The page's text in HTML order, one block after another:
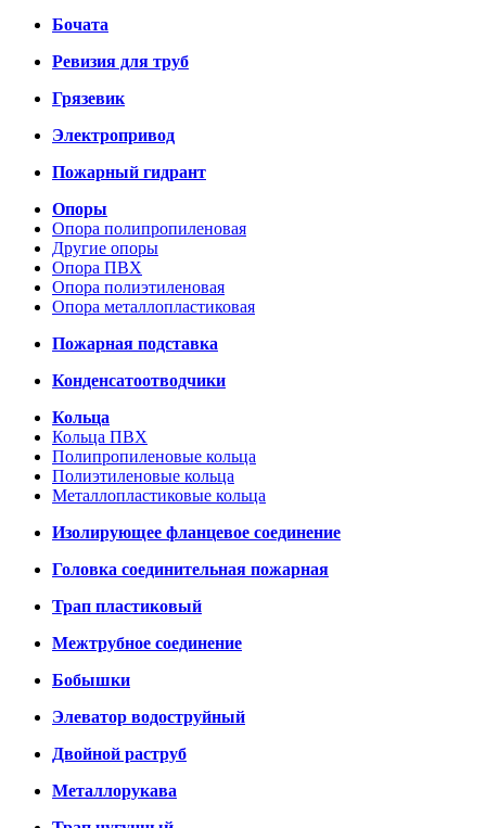
Бочата
Ревизия для труб
Грязевик
Электропривод
Пожарный гидрант
Опоры
Опора полипропиленовая
Другие опоры
Опора ПВХ
Опора полиэтиленовая
Опора металлопластиковая
Пожарная подставка
Конденсатоотводчики
Кольца
Кольца ПВХ
Полипропиленовые кольца
Полиэтиленовые кольца
Металлопластиковые кольца
Изолирующее фланцевое соединение
Головка соединительная пожарная
Трап пластиковый
Межтрубное соединение
Бобышки
Элеватор водоструйный
Двойной раструб
Металлорукава